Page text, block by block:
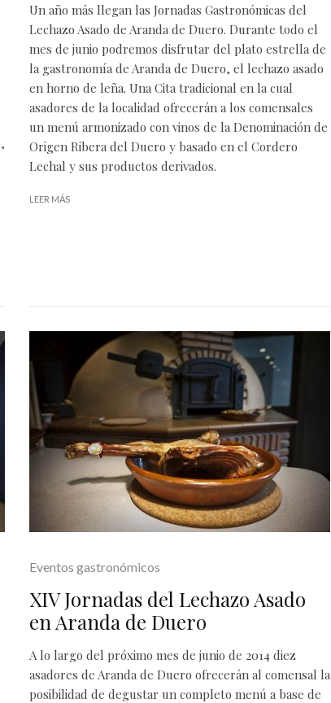
Un año más llegan las Jornadas Gastronómicas del
Lechazo Asado de Aranda de Duero. Durante todo el
mes de junio podremos disfrutar del plato estrella de
la gastronomía de Aranda de Duero, el lechazo asado
en horno de leña. Una Cita tradicional en la cual
asadores de la localidad ofrecerán a los comensales
un menú armonizado con vinos de la Denominación de
Origen Ribera del Duero y basado en el Cordero
Lechal y sus productos derivados.
LEER MÁS
Eventos gastronómicos
XIV Jornadas del Lechazo Asado
en Aranda de Duero
A lo largo del próximo mes de junio de 2014 diez
asadores de Aranda de Duero ofrecerán al comensal la
posibilidad de degustar un completo menú a base de